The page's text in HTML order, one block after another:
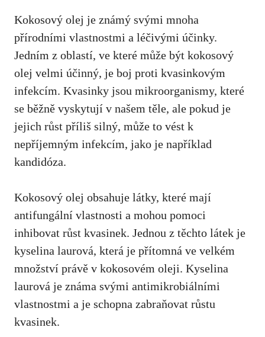
Kokosový olej je⁤ známý‌ svými mnoha
přírodními vlastnostmi a léčivými‍ účinky.
Jedním z oblastí, ve ‍které může​ být kokosový
olej velmi účinný, je boj proti kvasinkovým
infekcím. Kvasinky jsou mikroorganismy, které
se běžně vyskytují v‌ našem​ těle, ⁣ale pokud je
jejich růst příliš silný, může to vést k
nepříjemným infekcím, jako je například
kandidóza.
Kokosový olej obsahuje látky, které mají
antifungální vlastnosti a⁣ mohou pomoci
inhibovat růst kvasinek. Jednou z​ těchto látek je
kyselina laurová, která je přítomná ve velkém⁣
množství právě v kokosovém oleji. Kyselina
laurová je⁣ známa svými⁤ antimikrobiálními
vlastnostmi a je schopna zabraňovat růstu
kvasinek.